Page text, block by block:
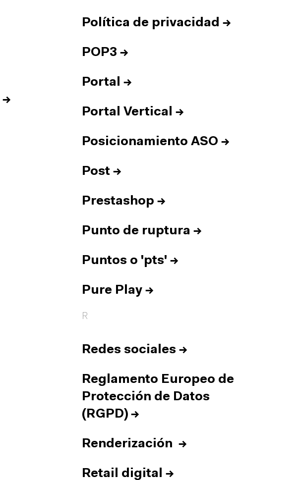
→
Política de privacidad →
POP3 →
Portal →
Portal Vertical →
Posicionamiento ASO →
Post →
Prestashop →
Punto de ruptura →
Puntos o 'pts' →
Pure Play →
R
Redes sociales →
Reglamento Europeo de
Protección de Datos
(RGPD) →
Renderización →
Retail digital →